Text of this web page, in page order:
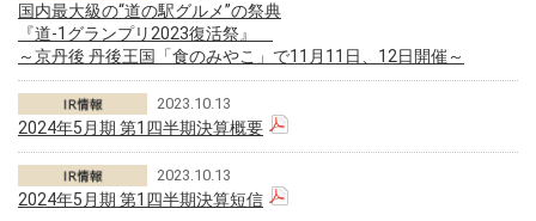
国内最大級の“道の駅グルメ”の祭典
『道-1グランプリ2023復活祭』
～京丹後 丹後王国「食のみやこ」で11月11日、12日開催～
2023.10.13
2024年5月期 第1四半期決算概要
2023.10.13
2024年5月期 第1四半期決算短信